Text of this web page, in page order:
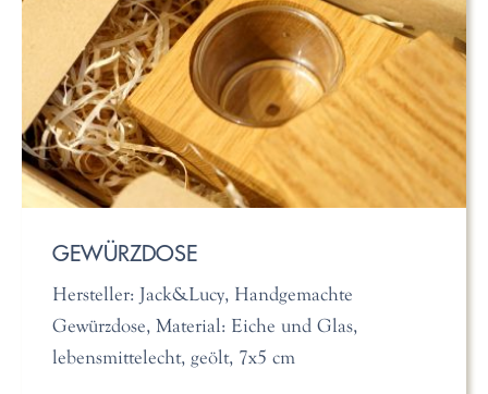
GEWÜRZDOSE
Hersteller: Jack&Lucy, Handgemachte
Gewürzdose, Material: Eiche und Glas,
lebensmittelecht, geölt, 7x5 cm